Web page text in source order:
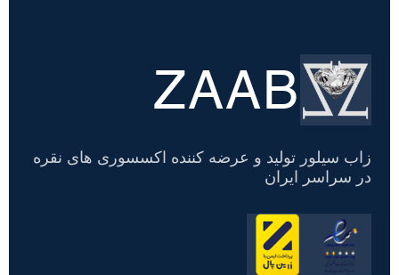
تسویه
حساب
ZAAB
زاب سیلور تولید و عرضه کننده اکسسوری های نقره
در سراسر ایران